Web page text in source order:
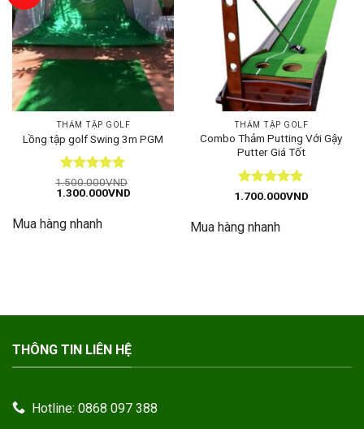
THẢM TẬP GOLF
Lồng tập golf Swing 3m PGM
Được xếp
hạng55
1.500.000VND
Giá
1.500.000VND.
1.300.000VNDGiá
1.300.000VND.
Mua hàng nhanh
THẢM TẬP GOLF
Combo Thảm Putting Với Gậy
Putter Giá Tốt
Được xếp
sao
1.700.000VND
Mua hàng nhanh
THÔNG TIN LIÊN HỆ
Hotline: 0868 097 388